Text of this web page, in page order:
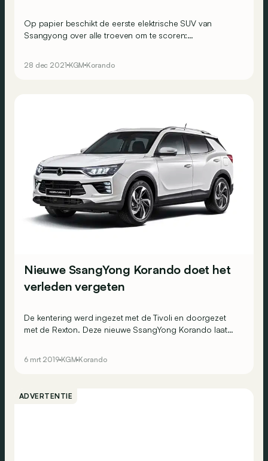
Op papier beschikt de eerste elektrische SUV van
Ssangyong over alle troeven om te scoren:
zo interessant?
28 dec 2021 KGM Korando
Nieuwe SsangYong Korando doet het
verleden vergeten
De kentering werd ingezet met de Tivoli en doorgezet
met de Rexton. Deze nieuwe SsangYong Korando laat
6 mrt 2019 KGM Korando
ADVERTENTIE